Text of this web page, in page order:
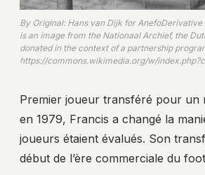
By Original: Hans van Dijk for
is an image from the Nationaal Archief, the
donated in the context of a partnership
https://commons.wikimedia.org/w/
Premier joueur transféré pour un
en 1979, Francis a changé la
joueurs étaient évalués. Son
début de l’ère commerciale du